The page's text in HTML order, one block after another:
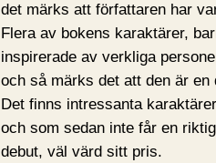
det märks att författaren har
Flera av bokens karaktärer,
inspirerade av verkliga
och så märks det att den är
Det finns intressanta
och som sedan inte får en
debut, väl värd sitt pris.